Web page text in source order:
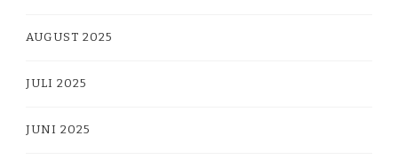
AUGUST 2025
JULI 2025
JUNI 2025